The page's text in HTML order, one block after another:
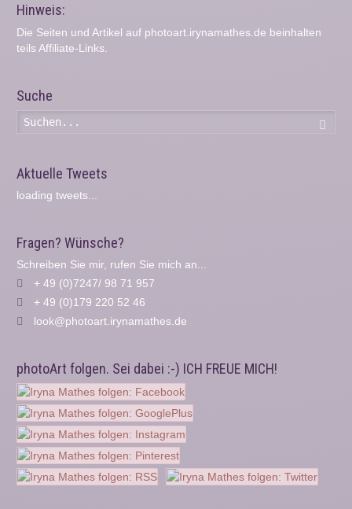
Hinweis:
Die Seiten und Artikel auf photoart.irynamathes.de beinhalten
teils Affiliate-Links.
Suche
Aktuelle Tweets
loading tweets...
Fragen? Wünsche?
Schreiben Sie mir, rufen Sie mich an...
+ 49 (0)7247/ 98 71 957
+ 49 (0)179 220 52 46
look@photoart.irynamathes.de
photoArt folgen. Sei dabei :-) ICH FREUE MICH!